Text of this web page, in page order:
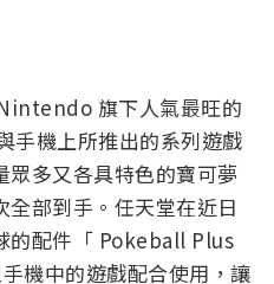
旗下人氣最旺的
手機上所推出的系列遊戲
眾多又各具特色的寶可夢
部到手。任天堂在近日
的配件「 Pokeball Plus
機中的遊戲配合使用，讓